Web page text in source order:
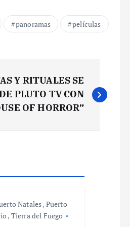
panoramas películas
Y RITUALES SE
PLUTO TV CON
OF HORROR”
Natales, Puerto
, Tierra del Fuego